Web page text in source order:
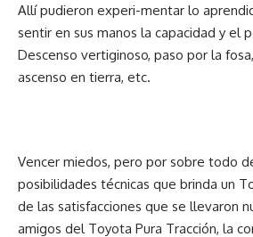
Allí pudieron experi-mentar lo
sentir en sus manos la capacidad y el
Descenso vertiginoso, paso por la
ascenso en tierra, etc.
Vencer miedos, pero por sobre todo
posibilidades técnicas que brinda un
de las satisfacciones que se llevaron
amigos del Toyota Pura Tracción, la